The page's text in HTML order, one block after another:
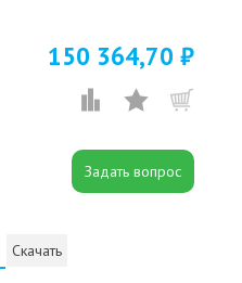
150 364,70 ₽
Скачать